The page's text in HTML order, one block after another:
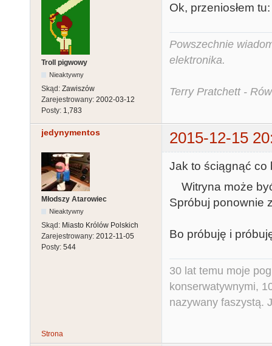
Troll pigwowy
Nieaktywny
Skąd: Zawiszów
Zarejestrowany: 2002-03-12
Posty: 1,783
Ok, przeniosłem
Powszechnie
elektronika.
Terry Pratchett -
jedynymentos 2015-12-15
Młodszy Atarowiec
Nieaktywny
Skąd: Miasto Królów Polskich
Zarejestrowany: 2012-11-05
Posty: 544
Jak to ściągnąć co
Witryna może
Spróbuj ponownie
Bo próbuję i
30 lat temu moje
konserwatywnymi,
nazywany faszystą.
Strona